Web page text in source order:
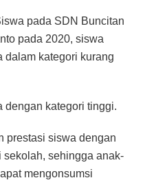
pada SDN Buncitan
pada 2020, siswa
dalam kategori kurang
dengan kategori tinggi.
prestasi siswa dengan
sekolah, sehingga anak-
mengonsumsi